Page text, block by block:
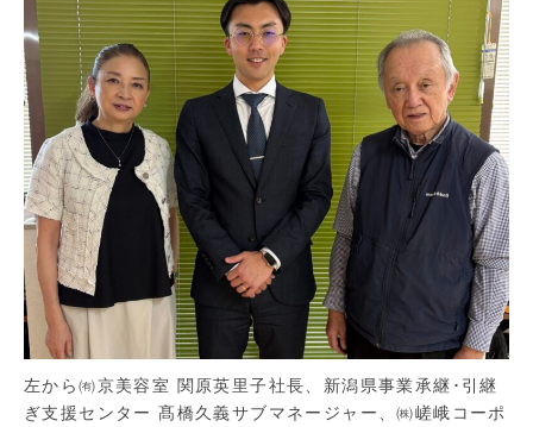
左から㈲京美容室 関原英里子社長、新潟県事業承継･引継
ぎ支援センター 髙橋久義サブマネージャー、㈱嵯峨コーポ